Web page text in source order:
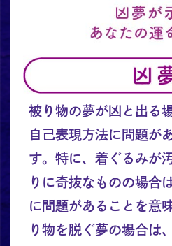
被り物の夢が凶と出る
自己表現方法に問題が
す。特に、着ぐるみが
りに奇抜なものの場合
に問題があることを意
り物を脱ぐ夢の場合は